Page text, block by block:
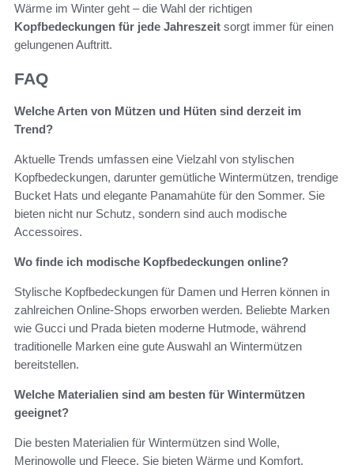
Wärme im Winter geht – die Wahl der richtigen
Kopfbedeckungen für jede Jahreszeit sorgt immer für einen
gelungenen Auftritt.
FAQ
Welche Arten von Mützen und Hüten sind derzeit im
Trend?
Aktuelle Trends umfassen eine Vielzahl von stylischen
Kopfbedeckungen, darunter gemütliche Wintermützen, trendige
Bucket Hats und elegante Panamahüte für den Sommer. Sie
bieten nicht nur Schutz, sondern sind auch modische
Accessoires.
Wo finde ich modische Kopfbedeckungen online?
Stylische Kopfbedeckungen für Damen und Herren können in
zahlreichen Online-Shops erworben werden. Beliebte Marken
wie Gucci und Prada bieten moderne Hutmode, während
traditionelle Marken eine gute Auswahl an Wintermützen
bereitstellen.
Welche Materialien sind am besten für Wintermützen
geeignet?
Die besten Materialien für Wintermützen sind Wolle,
Merinowolle und Fleece. Sie bieten Wärme und Komfort,